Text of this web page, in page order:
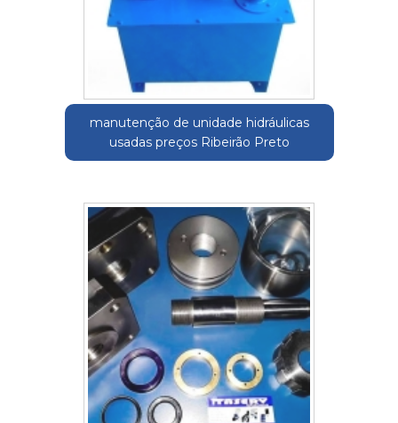
manutenção de unidade hidráulicas
usadas preços Ribeirão Preto